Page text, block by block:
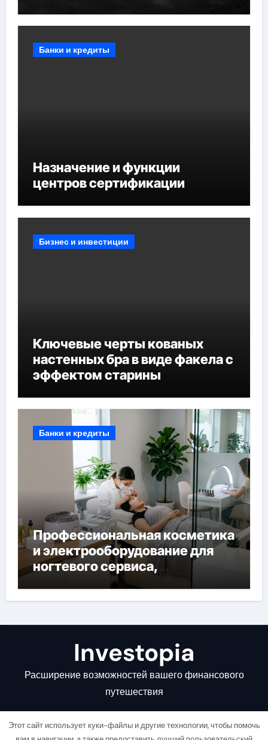
мероприятий и обустройства
Банки и кредиты
Назначение и функции
центров сертификации
Бизнес и инвестиции
Ключевые черты кованых
настенных бра в виде факела с
эффектом старины
Банки и кредиты
Профессиональная косметика
и электрооборудование для
ногтевого сервиса,
наращивания ресниц и
депиляции
Investopia
Расширение возможностей вашего финансового
путешествия
Этот сайт использует куки-файлы и другие технологии, чтобы помочь